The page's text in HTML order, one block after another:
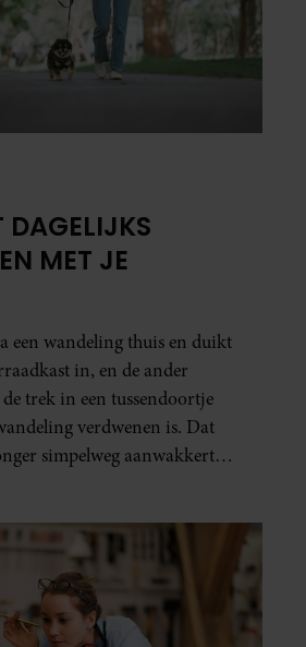
DAGELIJKS
MET JE
een wandeling thuis en duikt
in, en de ander
trek in een tussendoortje
verdwenen is. Dat
simpelweg aanwakkert,